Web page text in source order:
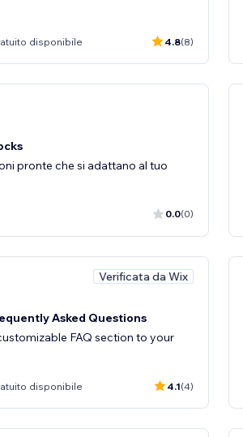
disponibile 4.8(8)
pronte che si adattano al tuo
0.0(0)
Verificata da Wix
Asked Questions
FAQ section to your
disponibile 4.1(4)